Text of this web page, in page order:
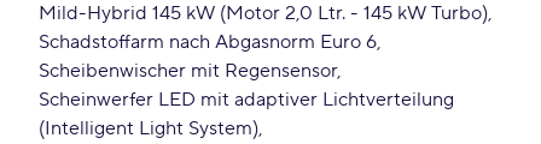
Mild-Hybrid 145 kW (Motor 2,0 Ltr. - 145 kW Turbo)
Schadstoffarm nach Abgasnorm Euro 6
Scheibenwischer mit Regensensor
Scheinwerfer LED mit adaptiver Lichtverteilung
(Intelligent Light System)